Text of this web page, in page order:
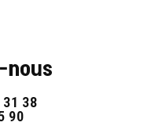
nous
38
90